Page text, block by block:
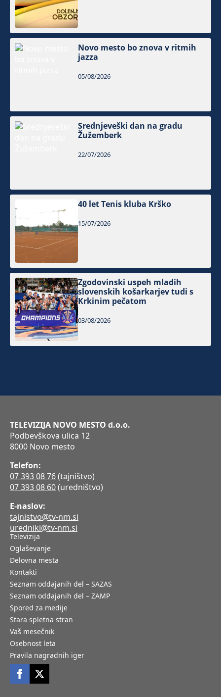
Novo mesto bo znova v ritmih
jazza
05/08/2026
Srednjeveški dan na gradu
Žužemberk
22/07/2026
40 let Tenis kluba Krško
15/07/2026
Zgodovinski uspeh mladih
slovenskih košarkarjev tudi s
Krkinim pečatom
03/08/2026
TELEVIZIJA NOVO MESTO d.o.o.
Podbevškova ulica 12
8000 Novo mesto
Telefon:
07 393 08 76(tajništvo)
07 393 08 60(uredništvo)
E-naslov:
tajnistvo@tv-nm.si
uredniki@tv-nm.si
Televizija
Oglaševanje
Delovna mesta
Kontakti
Seznam oddajanih del – SAZAS
Seznam oddajanih del – ZAMP
Spored za medije
Stara spletna stran
Vaš mesečnik
Osebnost leta
Pravila nagradnih iger